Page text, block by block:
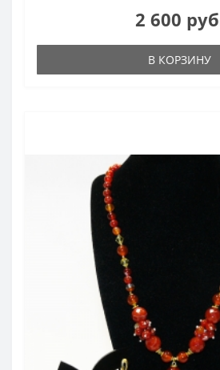
2 600
В КОРЗИНУ